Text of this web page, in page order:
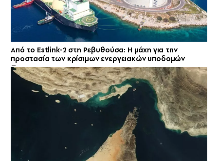
Από το Estlink-2 στη Ρεβυθούσα: Η μάχη για την
προστασία των κρίσιμων ενεργειακών υποδομών